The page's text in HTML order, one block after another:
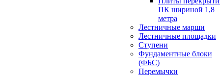
ПК шириной 1,8
метра
Лестничные марши
Лестничные площадки
Ступени
Фундаментные блоки
(ФБС)
Перемычки